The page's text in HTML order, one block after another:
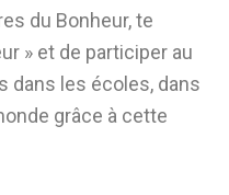
du Bonheur, te
» et de participer au
dans les écoles, dans
grâce à cette